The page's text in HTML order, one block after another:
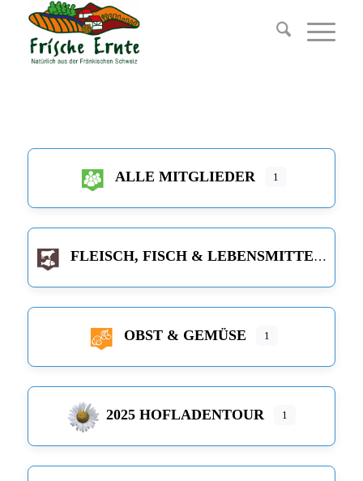
ALLE MITGLIEDER 1
FLEISCH, FISCH & LEBENSMITTEL
OBST & GEMÜSE 1
2025 HOFLADENTOUR 1